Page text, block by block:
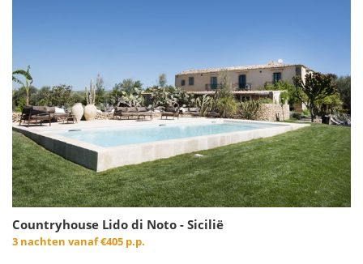
Countryhouse Lido di Noto - Sicilië
3 nachten vanaf€405 p.p.